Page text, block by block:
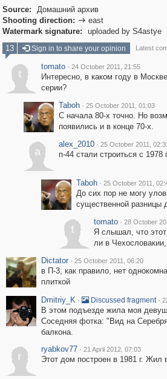
Source:
Домашний архив
Shooting direction:  east
Watermark signature:
uploaded by S4astye
13
Sign in to share your opinion Latest
t
tomato · 24 October 2011, 21:55
Интересно, в каком году в
серии?
Taboh · 25 October 2011, 01:03
С начала 80-х точно. Но
появились и в конце 70-х.
a
alex_2010 · 25 October 2011,
п-44 стали строиться с 1978
Taboh · 25 October 2011,
До сих пор не могу
существенной разницы
t
tomato · 28 October
Я слышал, что этот
ли в
Dictator · 25 October 2011, 06:20
в П-3, как правило, нет
плиткой
Dmitriy_K · Discussed fragment ·
В этом подъезде жила моя
Соседняя фотка: "Вид на
балкона.
r
ryabkov77 · 21 April 2012, 07:03
Этот дом построен в 1981 г. Жил